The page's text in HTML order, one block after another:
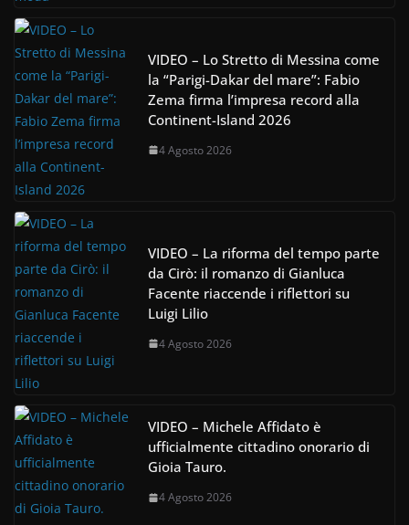
VIDEO – Lo Stretto di Messina come
la “Parigi-Dakar del mare”: Fabio
Zema firma l’impresa record alla
Continent-Island 2026
4 Agosto 2026
VIDEO – La riforma del tempo parte
da Cirò: il romanzo di Gianluca
Facente riaccende i riflettori su
Luigi Lilio
4 Agosto 2026
VIDEO – Michele Affidato è
ufficialmente cittadino onorario di
Gioia Tauro.
4 Agosto 2026